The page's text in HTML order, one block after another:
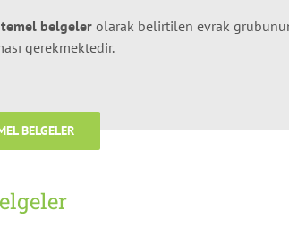
temel belgelerolarak belirtilen evrak
gerekmektedir.
BELGELER